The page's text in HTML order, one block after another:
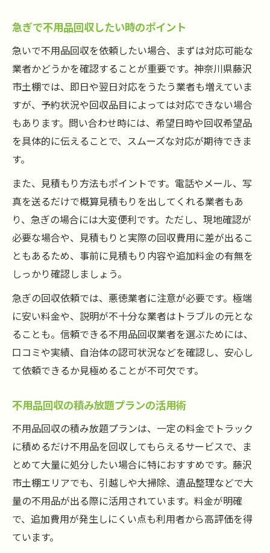
急ぎで不用品回収したい時のポイント
急いで不用品回収を依頼したい場合、まずは対応可能な
業者かどうかを確認することが重要です。神奈川県藤沢
市土棚では、即日や翌日対応をうたう業者も増えていま
すが、予約状況や回収品目によっては対応できない場合
もあります。問い合わせ時には、希望日時や回収希望品
を具体的に伝えることで、スムーズな対応が期待できま
す。
また、見積もり方法もポイントです。電話やメール、写
真を送るだけで概算見積もりを出してくれる業者もあ
り、急ぎの場合には大変便利です。ただし、現地確認が
必要な場合や、見積もりと実際の回収費用に差が出るこ
ともあるため、事前に見積もり内容や追加料金の有無を
しっかり確認しましょう。
急ぎの回収依頼では、悪徳業者に注意が必要です。極端
に安い料金や、説明が不十分な業者はトラブルの元とな
ることも。信頼できる不用品回収業者を選ぶためには、
口コミや実績、自治体の認可状況などを確認し、安心し
て依頼できるか見極めることが不可欠です。
不用品回収の積み放題プランの活用術
不用品回収の積み放題プランは、一定の料金でトラック
に積めるだけ不用品を回収してもらえるサービスで、ま
とめて大量に処分したい場合に特におすすめです。藤沢
市土棚エリアでも、引越しや大掃除、遺品整理などで大
量の不用品が出る際に活用されています。料金が明確
で、追加費用が発生しにくい点も利用者から高評価を得
ています。